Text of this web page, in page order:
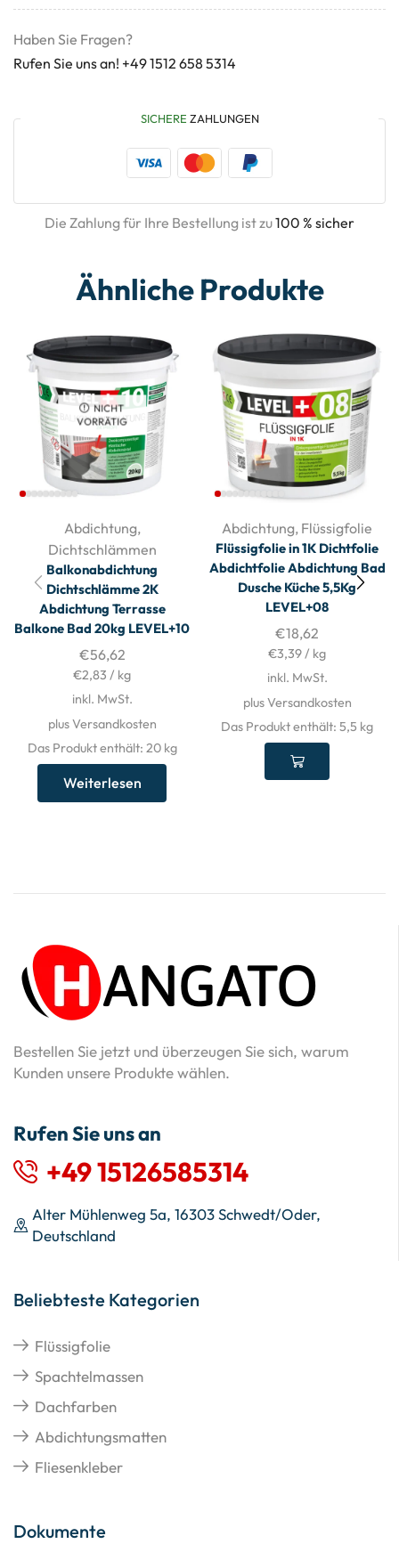
Haben Sie Fragen?
Rufen Sie uns an! +49 1512 658 5314
SICHERE ZAHLUNGEN
Die Zahlung für Ihre Bestellung ist zu100 % sicher
Ähnliche Produkte
NICHT
VORRÄTIG
Abdichtung,
Dichtschlämmen
Balkonabdichtung
Dichtschlämme 2K
Abdichtung Terrasse
Balkone Bad 20kg LEVEL+10
€56,62
€2,83 / kg
inkl. MwSt.
plus Versandkosten
Das Produkt enthält: 20 kg
Weiterlesen
Abdichtung, Flüssigfolie
Flüssigfolie in 1K Dichtfolie
Abdichtfolie Abdichtung Bad
Dusche Küche 5,5Kg
LEVEL+08
€18,62
€3,39/ kg
inkl. MwSt.
plus Versandkosten
Das Produkt enthält: 5,5 kg
Bestellen Sie jetzt und überzeugen Sie sich, warum
Kunden unsere Produkte wählen.
Rufen Sie uns an
+49 15126585314
Alter Mühlenweg 5a, 16303 Schwedt/Oder,
Deutschland
Beliebteste Kategorien
Flüssigfolie
Spachtelmassen
Dachfarben
Abdichtungsmatten
Fliesenkleber
Dokumente